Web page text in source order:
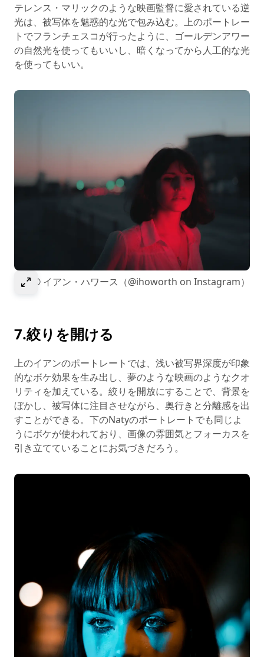
テレンス・マリックのような映画監督に愛されている逆
光は、被写体を魅惑的な光で包み込む。上のポートレー
トでフランチェスコが行ったように、ゴールデンアワー
の自然光を使ってもいいし、暗くなってから人工的な光
を使ってもいい。
Select to expand image
画像© イアン・ハワース（@ihoworth on Instagram）
7.絞りを開ける
上のイアンのポートレートでは、浅い被写界深度が印象
的なボケ効果を生み出し、夢のような映画のようなクオ
リティを加えている。絞りを開放にすることで、背景を
ぼかし、被写体に注目させながら、奥行きと分離感を出
すことができる。下のNatyのポートレートでも同じよ
うにボケが使われており、画像の雰囲気とフォーカスを
引き立てていることにお気づきだろう。